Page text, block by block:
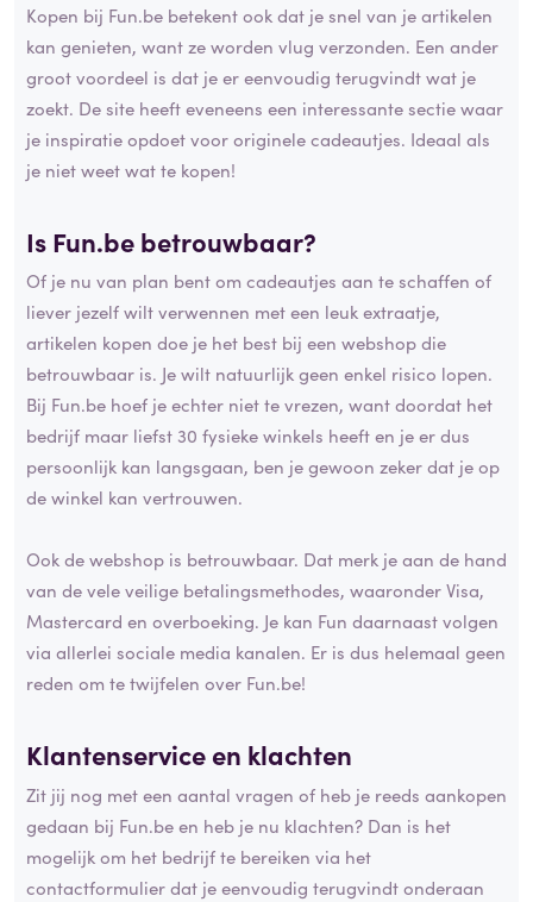
Kopen bij Fun.be betekent ook dat je snel van je artikelen
kan genieten, want ze worden vlug verzonden. Een ander
groot voordeel is dat je er eenvoudig terugvindt wat je
zoekt. De site heeft eveneens een interessante sectie waar
je inspiratie opdoet voor originele cadeautjes. Ideaal als
je niet weet wat te kopen!
Is Fun.be betrouwbaar?
Of je nu van plan bent om cadeautjes aan te schaffen of
liever jezelf wilt verwennen met een leuk extraatje,
artikelen kopen doe je het best bij een webshop die
betrouwbaar is. Je wilt natuurlijk geen enkel risico lopen.
Bij Fun.be hoef je echter niet te vrezen, want doordat het
bedrijf maar liefst 30 fysieke winkels heeft en je er dus
persoonlijk kan langsgaan, ben je gewoon zeker dat je op
de winkel kan vertrouwen.
Ook de webshop is betrouwbaar. Dat merk je aan de hand
van de vele veilige betalingsmethodes, waaronder Visa,
Mastercard en overboeking. Je kan Fun daarnaast volgen
via allerlei sociale media kanalen. Er is dus helemaal geen
reden om te twijfelen over Fun.be!
Klantenservice en klachten
Zit jij nog met een aantal vragen of heb je reeds aankopen
gedaan bij Fun.be en heb je nu klachten? Dan is het
mogelijk om het bedrijf te bereiken via het
contactformulier dat je eenvoudig terugvindt onderaan